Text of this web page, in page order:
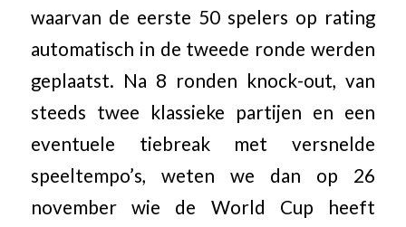
waarvan de eerste 50 spelers op rating
automatisch in de tweede ronde werden
geplaatst. Na 8 ronden knock-out, van
steeds twee klassieke partijen en een
eventuele tiebreak met versnelde
speeltempo’s, weten we dan op 26
november wie de World Cup heeft